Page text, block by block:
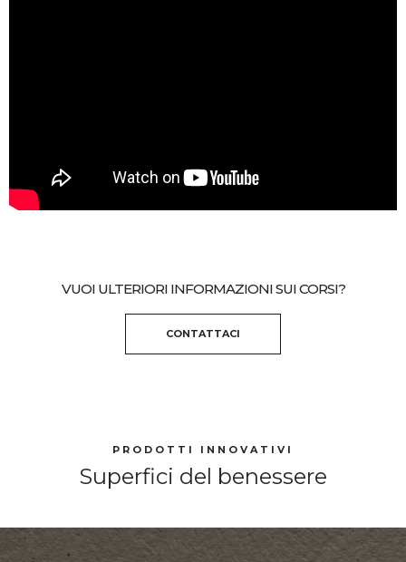
VUOI ULTERIORI INFORMAZIONI SUI CORSI?
CONTATTACI
PRODOTTI INNOVATIVI
Superfici del benessere